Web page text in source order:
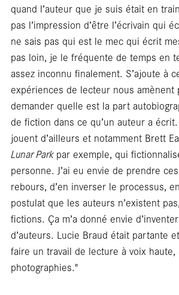
quand l’auteur que je suis était en
pas l’impression d’être l’écrivain qui
ne sais pas qui est le mec qui écrit
pas loin, je le fréquente de temps en
assez inconnu finalement. S’ajoute à
expériences de lecteur nous amènent
demander quelle est la part
de fiction dans ce qu’un auteur a
jouent d’ailleurs et notamment Brett
Lunar Park par exemple, qui
personne. J’ai eu envie de prendre
rebours, d’en inverser le processus,
postulat que les auteurs n’existent
fictions. Ça m’a donné envie
d’auteurs. Lucie Braud était partante
faire un travail de lecture à voix haute,
photographies."